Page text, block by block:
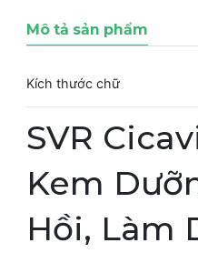
Mô tả sản phẩm
Kích thước chữ
SVR
Kem
Hồi, Làm